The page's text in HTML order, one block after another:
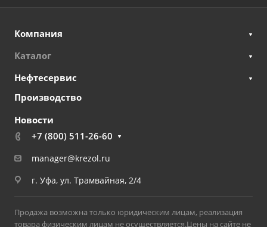
Компания
Каталог
Нефтесервис
Производство
Новости
+7 (800) 511-26-60
manager@krezol.ru
г. Уфа, ул. Трамвайная, 2/4
Продажа возможна только юридическим лицам, реализация
товара физическим лицам не осуществляется.Цены на сайте не